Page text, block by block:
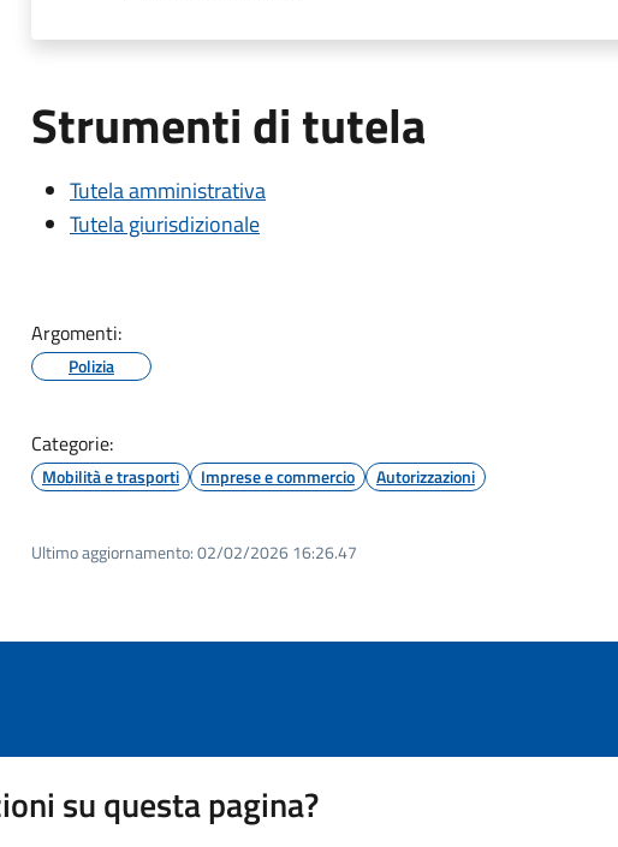
Strumenti di tutela
Tutela amministrativa
Tutela giurisdizionale
Argomenti:
Polizia
Categorie:
Mobilità e trasporti Imprese e commercio Autorizzazioni
Ultimo aggiornamento:02/02/2026 16:26.47
su questa pagina?